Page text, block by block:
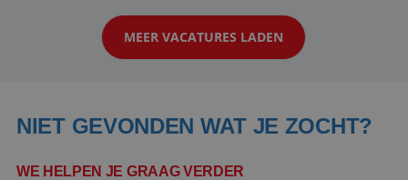
klanten te overtuigen om die droomreis te
boeken! ...
MEER VACATURES LADEN
NIET GEVONDEN WAT JE ZOCHT?
WE HELPEN JE GRAAG VERDER